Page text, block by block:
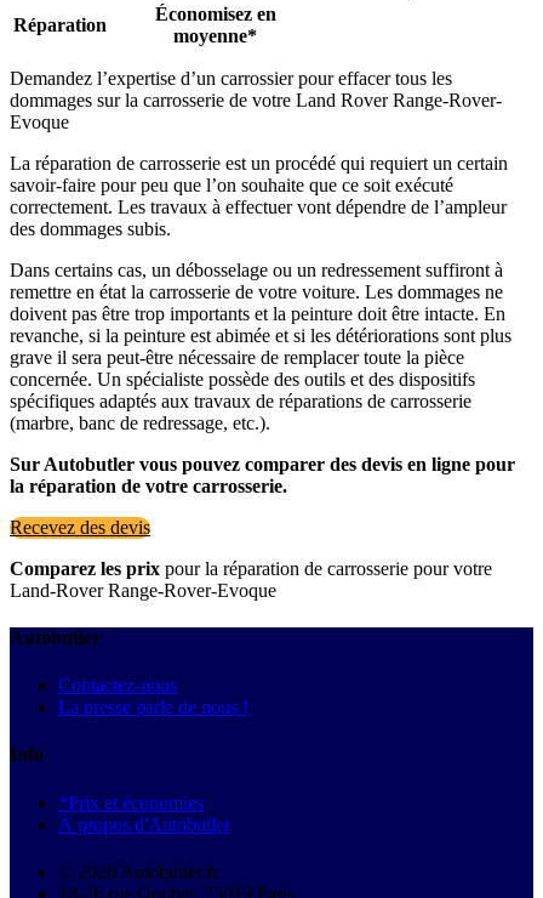
Réparation
Économisez en
moyenne*
Demandez l’expertise d’un carrossier pour effacer tous les
dommages sur la carrosserie de votre Land Rover Range-Rover-
Evoque
La réparation de carrosserie est un procédé qui requiert un certain
savoir-faire pour peu que l’on souhaite que ce soit exécuté
correctement. Les travaux à effectuer vont dépendre de l’ampleur
des dommages subis.
Dans certains cas, un débosselage ou un redressement suffiront à
remettre en état la carrosserie de votre voiture. Les dommages ne
doivent pas être trop importants et la peinture doit être intacte. En
revanche, si la peinture est abimée et si les détériorations sont plus
grave il sera peut-être nécessaire de remplacer toute la pièce
concernée. Un spécialiste possède des outils et des dispositifs
spécifiques adaptés aux travaux de réparations de carrosserie
(marbre, banc de redressage, etc.).
Sur Autobutler vous pouvez comparer des devis en ligne pour
la réparation de votre carrosserie.
Recevez des devis
Comparez les prix pour la réparation de carrosserie pour votre
Land-Rover Range-Rover-Evoque
Autobutler
Contactez-nous
La presse parle de nous !
Info
*Prix et économies
À propos d'Autobutler
© 2026 Autobutler.fr
18-26 rue Goubet, 75019 Paris